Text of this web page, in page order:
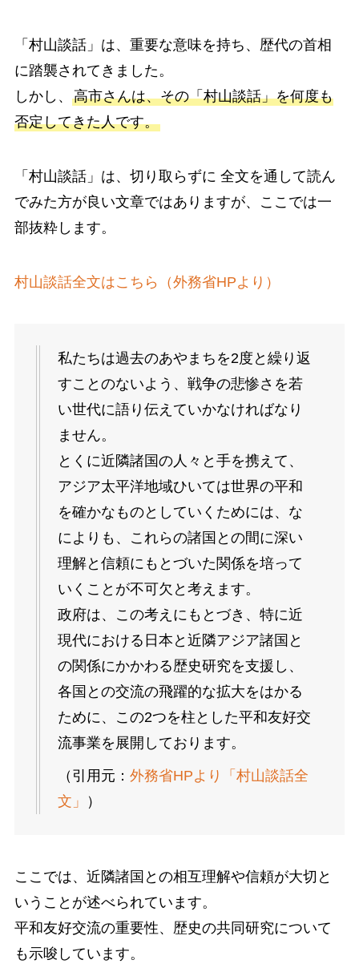
「村山談話」は、重要な意味を持ち、歴代の首相
に踏襲されてきました。
しかし、 高市さんは、その「村山談話」を何度も
否定してきた人です。
「村山談話」は、切り取らずに 全文を通して読ん
でみた方が良い文章ではありますが、ここでは一
部抜粋します。
村山談話全文はこちら（外務省HPより）
私たちは過去のあやまちを2度と繰り返
すことのないよう、戦争の悲惨さを若
い世代に語り伝えていかなければなり
ません。
とくに近隣諸国の人々と手を携えて、
アジア太平洋地域ひいては世界の平和
を確かなものとしていくためには、な
によりも、これらの諸国との間に深い
理解と信頼にもとづいた関係を培って
いくことが不可欠と考えます。
政府は、この考えにもとづき、特に近
現代における日本と近隣アジア諸国と
の関係にかかわる歴史研究を支援し、
各国との交流の飛躍的な拡大をはかる
ために、この2つを柱とした平和友好交
流事業を展開しております。
（引用元： 外務省HPより「村山談話全
文」
）
ここでは、近隣諸国との相互理解や信頼が大切と
いうことが述べられています。
平和友好交流の重要性、歴史の共同研究について
も示唆しています。